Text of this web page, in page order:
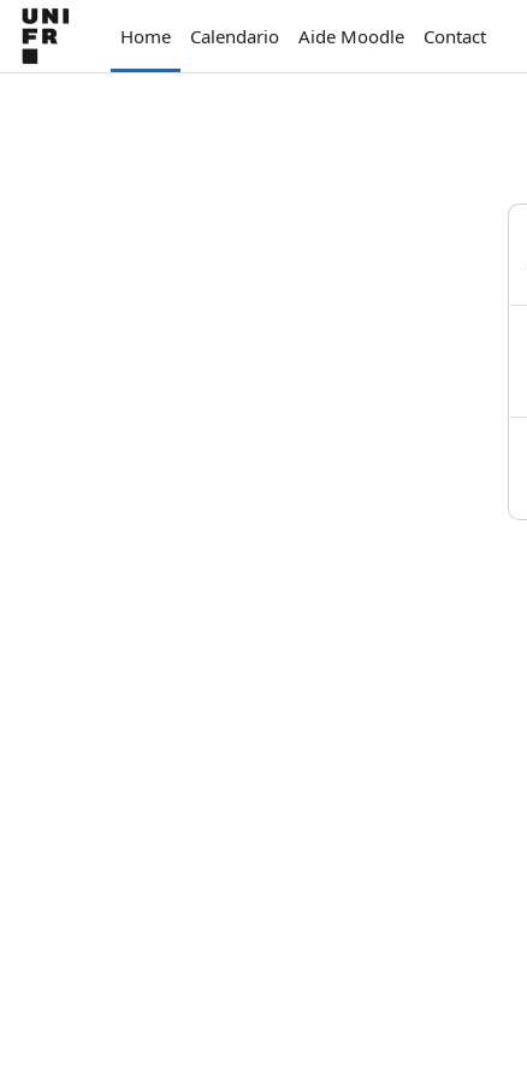
Vai al contenuto principale
Home
Calendario Aide Moodle Contact